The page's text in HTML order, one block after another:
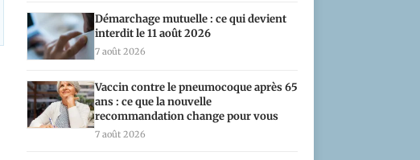
Démarchage mutuelle : ce qui devient
interdit le 11 août 2026
7 août 2026
Vaccin contre le pneumocoque après 65
ans : ce que la nouvelle
recommandation change pour vous
7 août 2026